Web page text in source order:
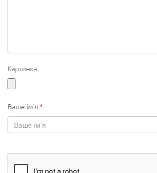
Картинка
Ваше ім'я*